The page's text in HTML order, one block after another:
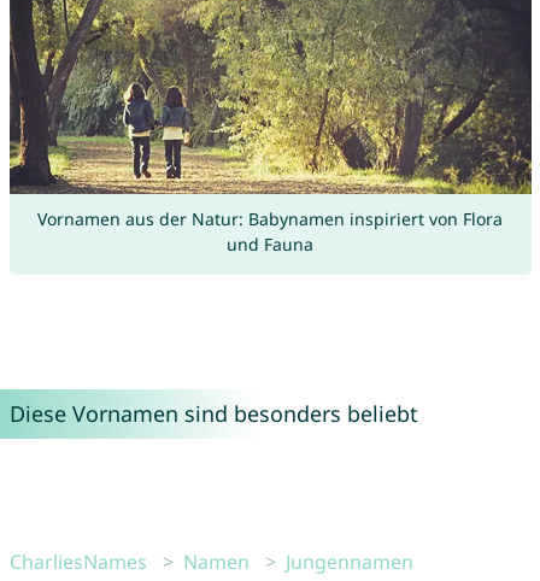
Vornamen aus der Natur: Babynamen inspiriert von Flora
und Fauna
Diese Vornamen sind besonders beliebt
CharliesNames Namen
Jungennamen